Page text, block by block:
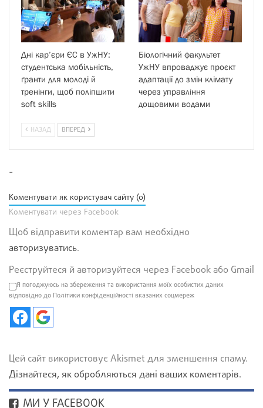
Дні кар’єри ЄС в УжНУ:
студентська мобільність,
ґранти для молоді й
тренінги, щоб поліпшити
soft skills
Біологічний факультет
УжНУ впроваджує проєкт
адаптації до змін клімату
через управління
дощовими водами
НАЗАД ВПЕРЕД
-
Коментувати як користувач сайту (0)
Коментувати через Facebook
Щоб відправити коментар вам необхідно
авторизуватись.
Реєструйтеся й авторизуйтеся через Facebook або Gmail
Я погоджуюсь на збереження та використання моїх особистих даних
відповідно до Політики конфіденційності вказаних соцмереж
Цей сайт використовує Akismet для зменшення спаму.
Дізнайтеся, як обробляються дані ваших коментарів.
МИ У FACEBOOK